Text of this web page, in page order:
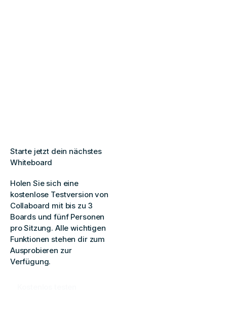
Starte jetzt dein nächstes
Whiteboard
Holen Sie sich eine
kostenlose Testversion von
Collaboard mit bis zu 3
Boards und fünf Personen
pro Sitzung. Alle wichtigen
Funktionen stehen dir zum
Ausprobieren zur
Verfügung.